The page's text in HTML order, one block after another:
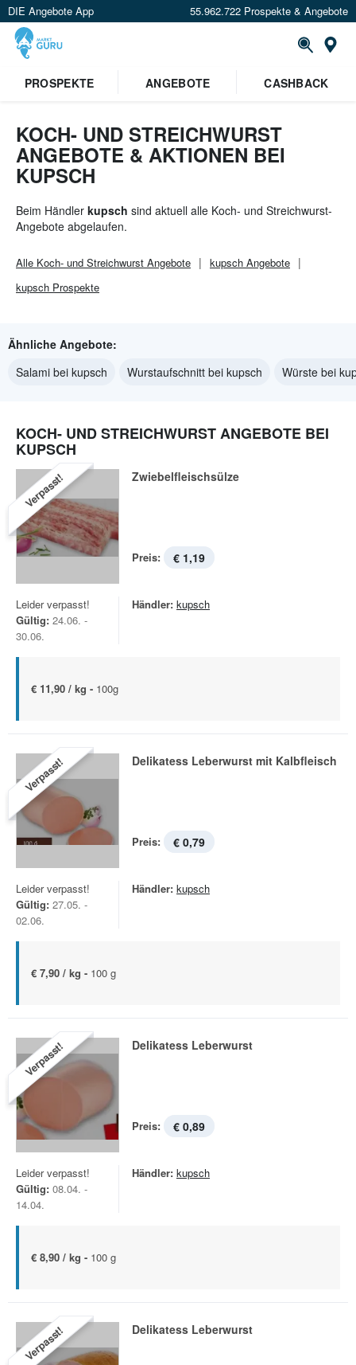
DIE Angebote App 55.962.722 Prospekte & Angebote
PROSPEKTE
ANGEBOTE CASHBACK
KOCH- UND STREICHWURST
ANGEBOTE & AKTIONEN BEI
KUPSCH
Beim Händler kupsch sind aktuell alle Koch- und Streichwurst-
Angebote abgelaufen.
Alle Koch- und Streichwurst Angebote kupsch Angebote
kupsch Prospekte
Ähnliche Angebote:
Salami bei kupsch
Wurstaufschnitt bei kupsch Würste bei
KOCH- UND STREICHWURST ANGEBOTE BEI
KUPSCH
Verpasst! Zwiebelfleischsülze
Preis: € 1,19
Leider verpasst!
Gültig: 24.06. -
30.06.
Händler: kupsch
€ 11,90 / kg - 100g
Verpasst! Delikatess Leberwurst mit Kalbfleisch
Preis: € 0,79
Leider verpasst!
Gültig: 27.05. -
02.06.
Händler: kupsch
€ 7,90 / kg - 100 g
Verpasst! Delikatess Leberwurst
Preis: € 0,89
Leider verpasst!
Gültig: 08.04. -
14.04.
Händler: kupsch
€ 8,90 / kg - 100 g
Verpasst! Delikatess Leberwurst